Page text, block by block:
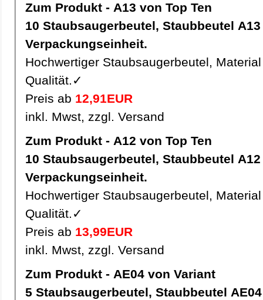
Zum Produkt - A13 von Top Ten
10 Staubsaugerbeutel, Staubbeutel A13 pro
Verpackungseinheit.
Hochwertiger Staubsaugerbeutel,
Qualität.✓
Preis ab 12,91EUR
inkl. Mwst, zzgl. Versand
Zum Produkt - A12 von Top Ten
10 Staubsaugerbeutel, Staubbeutel A12 pro
Verpackungseinheit.
Hochwertiger Staubsaugerbeutel,
Qualität.✓
Preis ab 13,99EUR
inkl. Mwst, zzgl. Versand
Zum Produkt - AE04 von Variant
5 Staubsaugerbeutel, Staubbeutel AE04 pro